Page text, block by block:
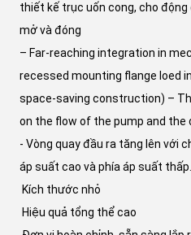
thiết kế trục uốn cong, cho
mở và đóng
– Far-reaching integration in
recessed mounting flange loed
space-saving construction) –
on the flow of the pump and
- Vòng quay đầu ra tăng lên với
áp suất cao và phía áp suất thấp.
️ Kích thước nhỏ
️ Hiệu quả tổng thể cao